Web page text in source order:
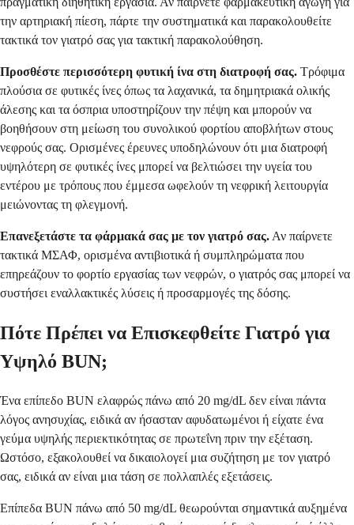
την αρτηριακή πίεση, πάρτε την συστηματικά και παρακολουθείτε
τακτικά τον γιατρό σας για τακτική παρακολούθηση.
Προσθέστε περισσότερη φυτική ίνα στη διατροφή σας. Τρόφιμα
πλούσια σε φυτικές ίνες όπως τα λαχανικά, τα δημητριακά ολικής
άλεσης και τα όσπρια υποστηρίζουν την πέψη και μπορούν να
βοηθήσουν στη μείωση του συνολικού φορτίου αποβλήτων στους
νεφρούς σας. Ορισμένες έρευνες υποδηλώνουν ότι μια διατροφή
υψηλότερη σε φυτικές ίνες μπορεί να βελτιώσει την υγεία του
εντέρου με τρόπους που έμμεσα ωφελούν τη νεφρική λειτουργία
μειώνοντας τη φλεγμονή.
Επανεξετάστε τα φάρμακά σας με τον γιατρό σας. Αν παίρνετε
τακτικά ΜΣΑΦ, ορισμένα αντιβιοτικά ή συμπληρώματα που
επηρεάζουν το φορτίο εργασίας των νεφρών, ο γιατρός σας μπορεί να
συστήσει εναλλακτικές λύσεις ή προσαρμογές της δόσης.
Πότε Πρέπει να Επισκεφθείτε Γιατρό για
Υψηλό BUN;
Ένα επίπεδο BUN ελαφρώς πάνω από 20 mg/dL δεν είναι πάντα
λόγος ανησυχίας, ειδικά αν ήσασταν αφυδατωμένοι ή είχατε ένα
γεύμα υψηλής περιεκτικότητας σε πρωτεΐνη πριν την εξέταση.
Ωστόσο, εξακολουθεί να δικαιολογεί μια συζήτηση με τον γιατρό
σας, ειδικά αν είναι μια τάση σε πολλαπλές εξετάσεις.
Επίπεδα BUN πάνω από 50 mg/dL θεωρούνται σημαντικά αυξημένα